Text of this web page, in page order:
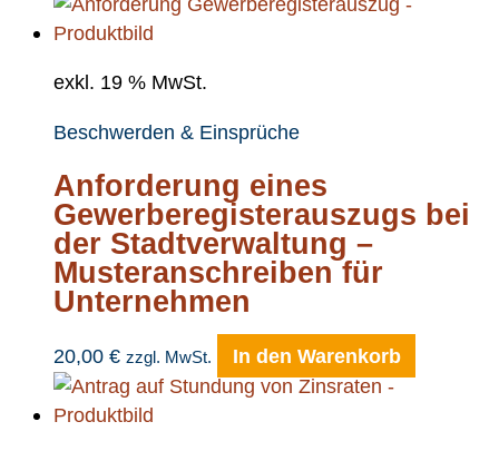
exkl. 19 % MwSt.
Beschwerden & Einsprüche
Anforderung eines
Gewerberegisterauszugs bei
der Stadtverwaltung –
Musteranschreiben für
Unternehmen
20,00 € zzgl. MwSt. In den Warenkorb